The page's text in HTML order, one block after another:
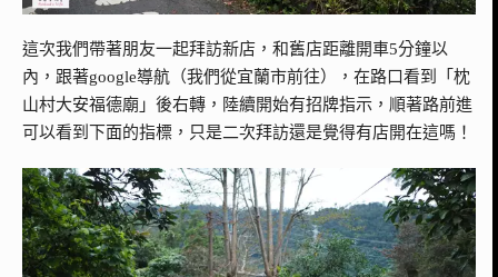
這次我們帶著朋友一起拜訪新店，和舊店距離開車5分鐘以
內，跟著google導航（我們從宜蘭市前往），在路口看到「枕
山村大安福德廟」後右轉，陸續開始有招牌指示，順著路前進
可以看到下面的指標，只是二次拜訪還是覺得有店開在這嗎！